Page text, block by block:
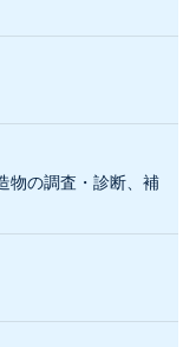
物の調査・診断、補